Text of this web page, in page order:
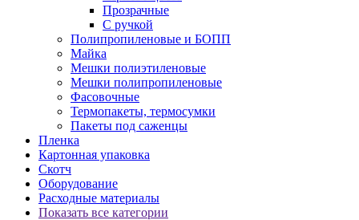
Прозрачные
С ручкой
Полипропиленовые и БОПП
Майка
Мешки полиэтиленовые
Мешки полипропиленовые
Фасовочные
Термопакеты, термосумки
Пакеты под саженцы
Пленка
Картонная упаковка
Скотч
Оборудование
Расходные материалы
Показать все категории